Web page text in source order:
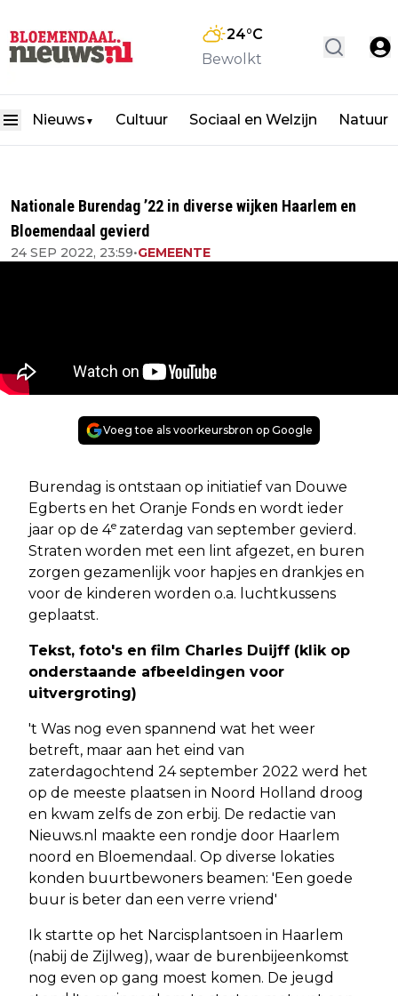
24°C
Bewolkt
Nieuws ▼ Cultuur Sociaal en Welzijn Natuur
Nationale Burendag ’22 in diverse wijken Haarlem en
Bloemendaal gevierd
24 SEP 2022, 23:59•GEMEENTE
Voeg toe als voorkeursbron op Google
Burendag is ontstaan op initiatief van Douwe
Egberts en het Oranje Fonds en wordt ieder
jaar op de 4e zaterdag van september gevierd.
Straten worden met een lint afgezet, en buren
zorgen gezamenlijk voor hapjes en drankjes en
voor de kinderen worden o.a. luchtkussens
geplaatst.
Tekst, foto's en film Charles Duijff (klik op
onderstaande afbeeldingen voor
uitvergroting)
't Was nog even spannend wat het weer
betreft, maar aan het eind van
zaterdagochtend 24 september 2022 werd het
op de meeste plaatsen in Noord Holland droog
en kwam zelfs de zon erbij. De redactie van
Nieuws.nl maakte een rondje door Haarlem
noord en Bloemendaal. Op diverse lokaties
konden buurtbewoners beamen: 'Een goede
buur is beter dan een verre vriend'
Ik startte op het Narcisplantsoen in Haarlem
(nabij de Zijlweg), waar de burenbijeenkomst
nog even op gang moest komen. De jeugd